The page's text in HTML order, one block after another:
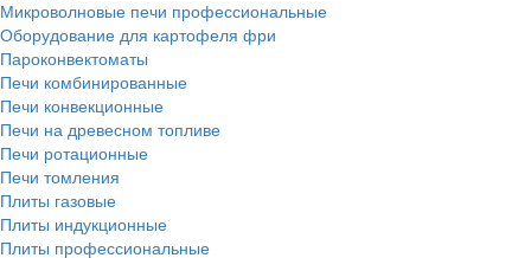
Микроволновые печи профессиональные
Оборудование для картофеля фри
Пароконвектоматы
Печи комбинированные
Печи конвекционные
Печи на древесном топливе
Печи ротационные
Печи томления
Плиты газовые
Плиты индукционные
Плиты профессиональные